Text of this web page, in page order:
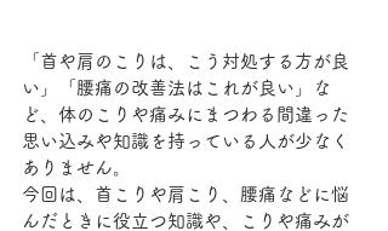
「首や肩のこりは、こう対処する方が良
い」「腰痛の改善法はこれが良い」な
ど、体のこりや痛みにまつわる間違った
思い込みや知識を持っている人が少なく
ありません。
今回は、首こりや肩こり、腰痛などに悩
んだときに役立つ知識や、こりや痛みが